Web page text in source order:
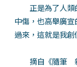
正是為了人類
中傷，也高舉廣
過來，這就是我創
摘自《隨筆 新